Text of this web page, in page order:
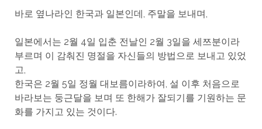
바로 옆나라인 한국과 일본인데, 주말을 보내며,
일본에서는 2월 4일 입춘 전날인 2월 3일을 세쯔분이라
부르며 이 감춰진 명절을 자신들의 방법으로 보내고 있었
고,
한국은 2월 5일 정월 대보름이라하여, 설 이후 처음으로
바라보는 둥근달을 보며 또 한해가 잘되기를 기원하는 문
화를 가지고 있는 것이다.